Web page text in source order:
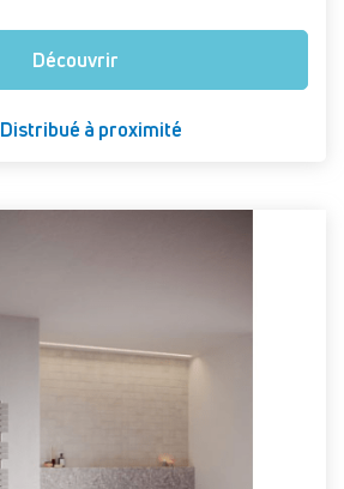
Découvrir
Distribué à proximité